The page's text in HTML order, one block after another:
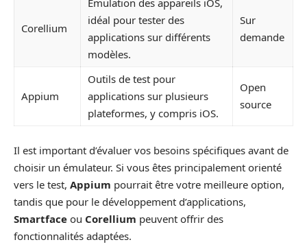
Corellium
Emulation des appareils iOS,
idéal pour tester des
applications sur différents
modèles.
Sur
demande
Appium
Outils de test pour
applications sur plusieurs
plateformes, y compris iOS.
Open
source
Il est important d’évaluer vos besoins spécifiques avant de
choisir un émulateur. Si vous êtes principalement orienté
vers le test, Appium pourrait être votre meilleure option,
tandis que pour le développement d’applications,
Smartface ou Corellium peuvent offrir des
fonctionnalités adaptées.